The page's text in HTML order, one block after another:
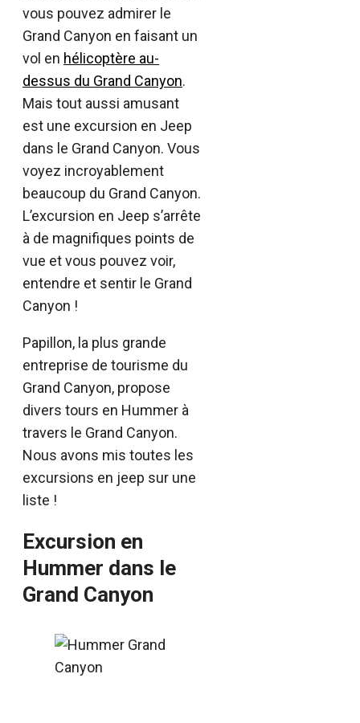
vous pouvez admirer le
Grand Canyon en faisant un
vol en hélicoptère au-
dessus du Grand Canyon.
Mais tout aussi amusant
est une excursion en Jeep
dans le Grand Canyon. Vous
voyez incroyablement
beaucoup du Grand Canyon.
L’excursion en Jeep s’arrête
à de magnifiques points de
vue et vous pouvez voir,
entendre et sentir le Grand
Canyon !
Papillon, la plus grande
entreprise de tourisme du
Grand Canyon, propose
divers tours en Hummer à
travers le Grand Canyon.
Nous avons mis toutes les
excursions en jeep sur une
liste !
Excursion en
Hummer dans le
Grand Canyon